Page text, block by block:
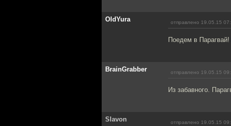
OldYura отправлено 19.05.15
Поедем в Парагвай!
BrainGrabber отправлено 19.05.15
Из забавного.
Slavon отправлено 19.05.15